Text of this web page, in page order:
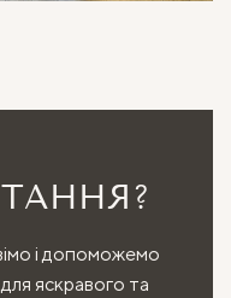
і допоможемо
яскравого та